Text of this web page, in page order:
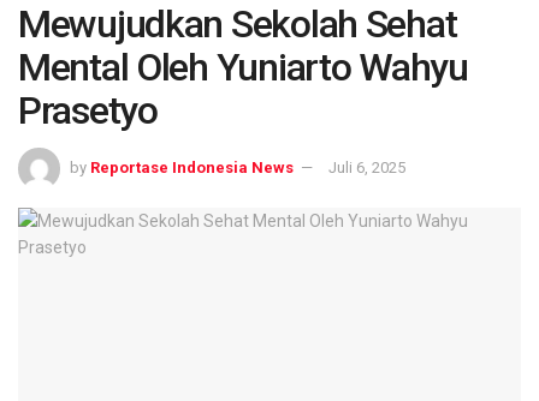
Mewujudkan Sekolah Sehat
Mental Oleh Yuniarto Wahyu
Prasetyo
by Reportase Indonesia News Juli 6, 2025